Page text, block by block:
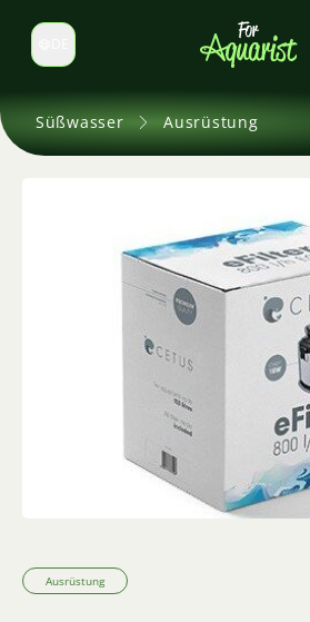
Sprache wechseln
Süßwasser Ausrüstung
Ausrüstung